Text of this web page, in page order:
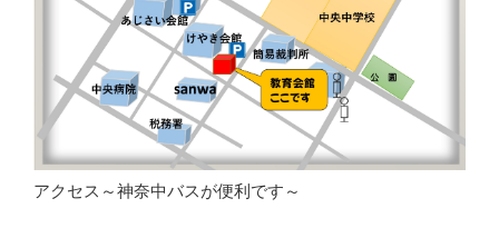
アクセス～神奈中バスが便利です～